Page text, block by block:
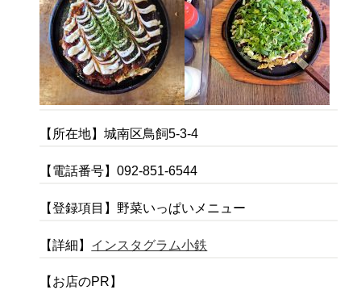
【所在地】城南区鳥飼5-3-4
【電話番号】092-851-6544
【登録項目】野菜いっぱいメニュー
【詳細】 インスタグラム小鉄
【お店のPR】